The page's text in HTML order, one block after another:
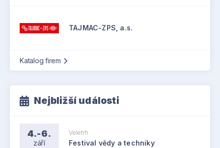
TAJMAC-ZPS, a.s.
Katalog firem
Nejbližší události
4.-6.
září
Veletrh
Festival vědy a techniky